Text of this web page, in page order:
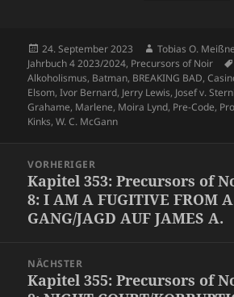
Veröffentlicht
am
24. September 2023 Autor
Tobias O.
Jahrbuch 4 2023/2024, Precursors of Noir
Alkoholismus, Batman, BREAKING BAD,
Elsom,Ivor Bernard, Jerry Lewis, Josef v.
Grahame, Marlene, Moira Lynd, Pre-Code,
Kinks,W. C. McGann
VORHERIGER
Vorheriger
Beitrag:
Kapitel 353: Precursors of
8: I AM A FUGITIVE FROM
GANG/JAGD AUF JAMES A.
NÄCHSTER
Nächster
Kapitel 355: Precursors of